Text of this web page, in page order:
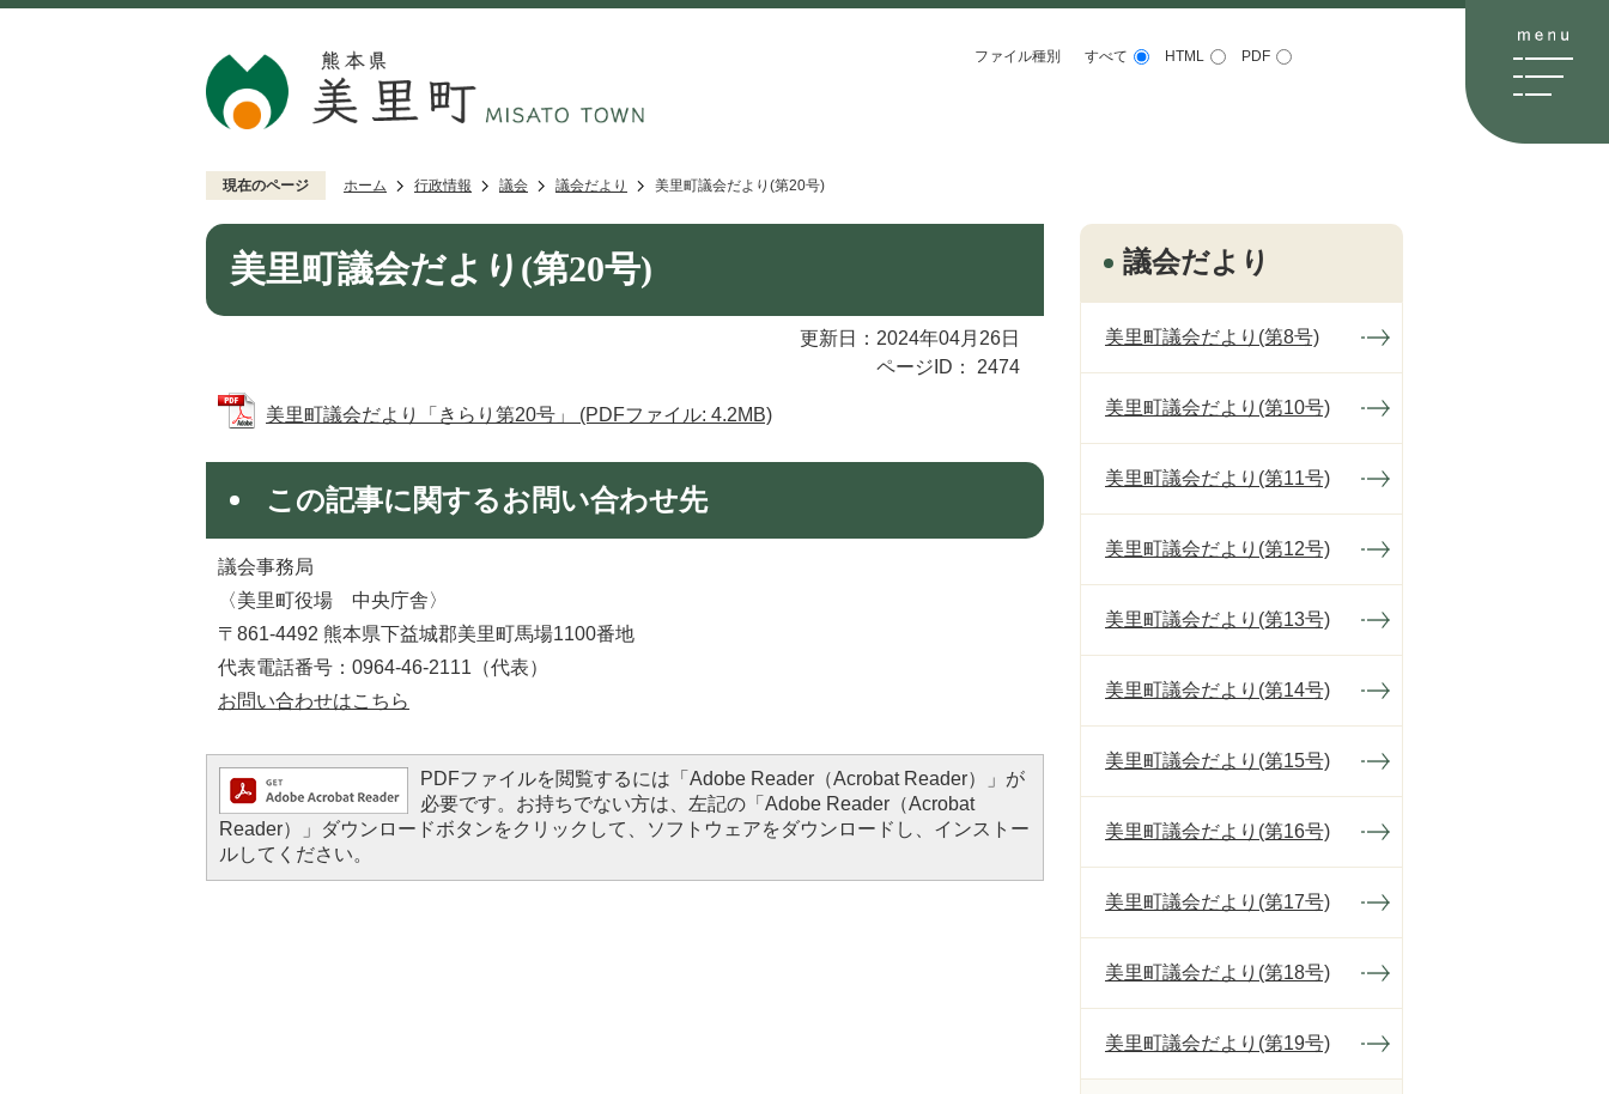
ファイル種別 すべて HTML PDF
現在のページ ホーム 行政情報 議会 議会だより 美里町議会だより(第20号)
美里町議会だより(第20号)
更新日：2024年04月26日
ページID：
2474
美里町議会だより「きらり第20号」 (PDFファイル: 4.2MB)
この記事に関するお問い合わせ先
議会事務局
〈美里町役場 中央庁舎〉
〒861-4492 熊本県下益城郡美里町馬場1100番地
代表電話番号：0964-46-2111（代表）
お問い合わせはこちら
PDFファイルを閲覧するには「Adobe Reader（Acrobat Reader）」が
必要です。お持ちでない方は、左記の「Adobe Reader（Acrobat
Reader）」ダウンロードボタンをクリックして、ソフトウェアをダウンロードし、インストー
ルしてください。
議会だより
美里町議会だより(第8号)
美里町議会だより(第10号)
美里町議会だより(第11号)
美里町議会だより(第12号)
美里町議会だより(第13号)
美里町議会だより(第14号)
美里町議会だより(第15号)
美里町議会だより(第16号)
美里町議会だより(第17号)
美里町議会だより(第18号)
美里町議会だより(第19号)